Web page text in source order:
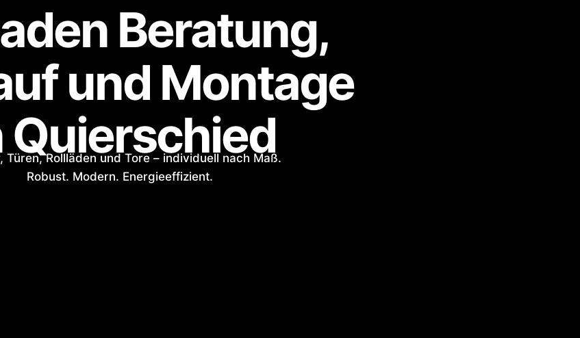
Beratung,
und Montage
Quierschied
Türen, Rollläden und Tore – individuell nach Maß.
Robust. Modern. Energieeffizient.